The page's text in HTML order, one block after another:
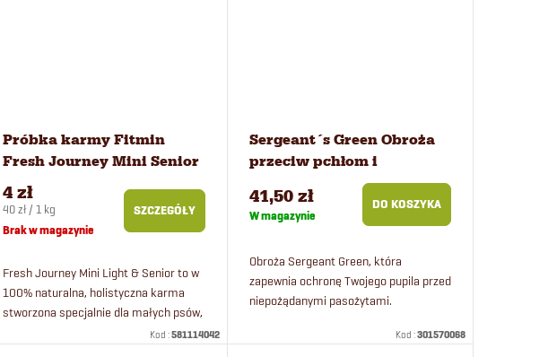
Próbka karmy Fitmin
Fresh Journey Mini Senior
Light dla psów małych ras
100 g
4 zł
Cena
jednostkowa:
40 zł / 1 kg
Brak w magazynie
SZCZEGÓŁY
Fresh Journey Mini Light & Senior to w
100% naturalna, holistyczna karma
stworzona specjalnie dla małych psów,
seniorów i pupili o niższej aktywności.
Kod :581114042
Sergeant´s Green Obroża
przeciw pchłom i
kleszczom dla psów
41,50 zł
W magazynie
DO KOSZYKA
Obroża Sergeant Green, która
zapewnia ochronę Twojego pupila przed
niepożądanymi pasożytami.
Kod :301570068